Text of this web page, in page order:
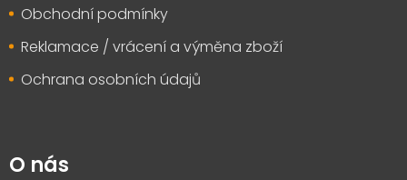
Obchodní podmínky
Reklamace / vrácení a výměna zboží
Ochrana osobních údajů
O nás